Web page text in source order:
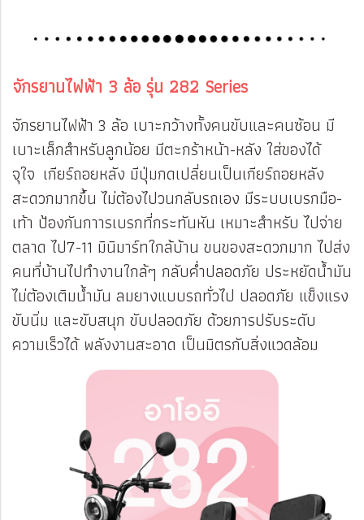
จักรยานไฟฟ้า 3 ล้อ รุ่น 282 Series
จักรยานไฟฟ้า 3 ล้อ เบาะกว้างทั้งคนขับและคนซ้อน มี
เบาะเล็กสำหรับลูกน้อย มีตะกร้าหน้า-หลัง ใส่ของได้
จุใจ เกียร์ถอยหลัง มีปุ่มกดเปลี่ยนเป็นเกียร์ถอยหลัง
สะดวกมากขึ้น ไม่ต้องไปวนกลับรถเอง มีระบบเบรกมือ-
เท้า ป้องกันกาารเบรกที่กระทันหัน เหมาะสำหรับ ไปจ่าย
ตลาด ไป7-11 มินิมาร์ทใกล้บ้าน ขนของสะดวกมาก ไปส่ง
คนที่บ้านไปทำงานใกล้ๆ กลับค่ำปลอดภัย ประหยัดน้ำมัน
ไม่ต้องเติมน้ำมัน ลมยางแบบรถทั่วไป ปลอดภัย แข็งแรง
ขับนิ่ม และขับสนุก ขับปลอดภัย ด้วยการปรับระดับ
ความเร็วได้ พลังงานสะอาด เป็นมิตรกับสิ่งแวดล้อม